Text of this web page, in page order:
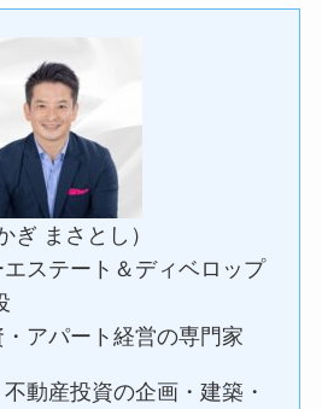
ぎ まさとし）
ステート＆ディベロップ
アパート経営の専門家
動産投資の企画・建築・